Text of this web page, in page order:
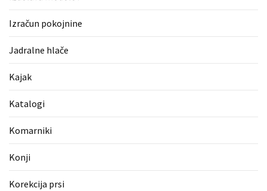
Izračun
(1)
Napihljive
(1)
Fitnes
oprema
Izračun pokojnine
Jadralne hlače
Kajak
Katalogi
Komarniki
Konji
Korekcija prsi